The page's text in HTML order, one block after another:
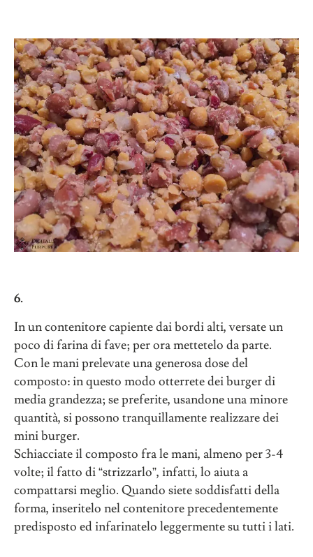
6.
In un contenitore capiente dai bordi alti, versate un
poco di farina di fave; per ora mettetelo da parte.
Con le mani prelevate una generosa dose del
composto: in questo modo otterrete dei burger di
media grandezza; se preferite, usandone una minore
quantità, si possono tranquillamente realizzare dei
mini burger.
Schiacciate il composto fra le mani, almeno per 3-4
volte; il fatto di “strizzarlo”, infatti, lo aiuta a
compattarsi meglio. Quando siete soddisfatti della
forma, inseritelo nel contenitore precedentemente
predisposto ed infarinatelo leggermente su tutti i lati.